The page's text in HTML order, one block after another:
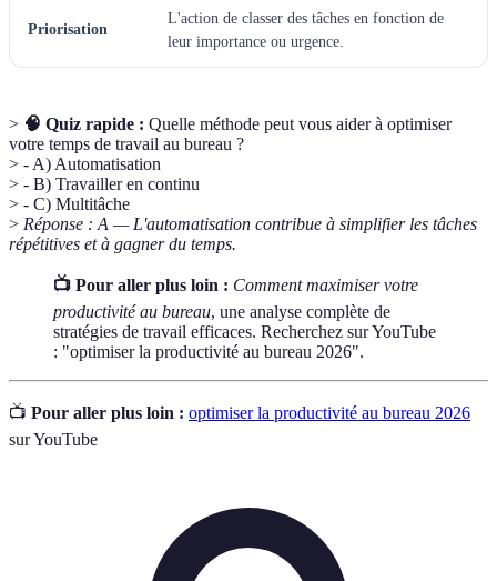
Priorisation
L'action de classer des tâches en fonction de
leur importance ou urgence.
> 🧠 Quiz rapide : Quelle méthode peut vous aider à optimiser
votre temps de travail au bureau ?
> - A) Automatisation
> - B) Travailler en continu
> - C) Multitâche
> Réponse : A — L'automatisation contribue à simplifier les tâches
répétitives et à gagner du temps.
📺 Pour aller plus loin : Comment maximiser votre
productivité au bureau, une analyse complète de
stratégies de travail efficaces. Recherchez sur YouTube
: "optimiser la productivité au bureau 2026".
📺 Pour aller plus loin : optimiser la productivité au bureau 2026
sur YouTube